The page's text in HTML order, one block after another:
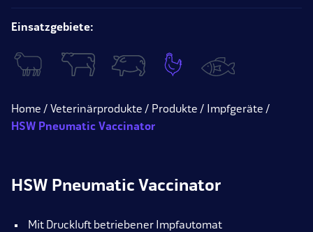
Einsatzgebiete:
Home Veterinärprodukte Produkte
Impfgeräte
HSW Pneumatic Vaccinator
HSW Pneumatic Vaccinator
Mit Druckluft betriebener Impfautomat